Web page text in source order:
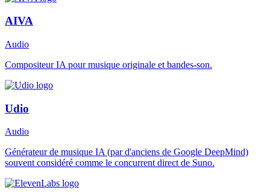
AIVA
Audio
Compositeur IA pour musique originale et bandes-son.
Udio
Audio
Générateur de musique IA (par d'anciens de Google DeepMind)
souvent considéré comme le concurrent direct de Suno.